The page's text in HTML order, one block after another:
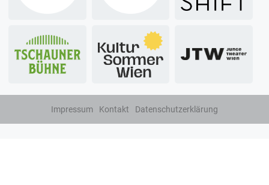
Impressum Kontakt Datenschutzerklärung